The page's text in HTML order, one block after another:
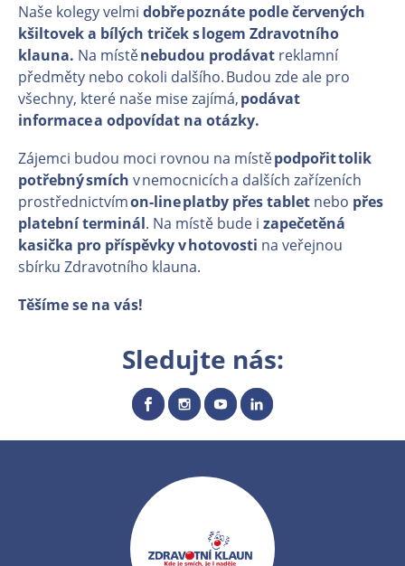
Naše kolegy velmi dobře poznáte podle červených
kšiltovek a bílých triček s logem Zdravotního
klauna. Na místěnebudou prodávat reklamní
předměty nebo cokoli dalšího. Budou zde ale pro
všechny, které naše mise zajímá,podávat
informace a odpovídat na otázky.
Zájemci budou moci rovnou na místěpodpořit tolik
potřebný smích v nemocnicích a dalších zařízeních
prostřednictvímon-line platby přes tablet nebo přes
platební terminál. Na místě bude i zapečetěná
kasička pro příspěvky v hotovosti na veřejnou
sbírku Zdravotního klauna.
Těšíme se na vás!
Sledujte nás: